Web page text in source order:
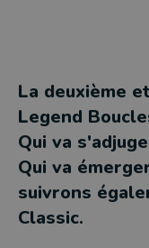
La deuxième
Legend
Qui va
Qui va
suivrons
Classic.